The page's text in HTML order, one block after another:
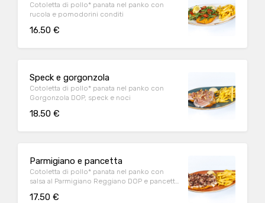
Cotoletta di pollo* panata nel panko con
rucola e pomodorini conditi
16.50 €
Speck e gorgonzola
Cotoletta di pollo* panata nel panko con
Gorgonzola DOP, speck e noci
18.50 €
Parmigiano e pancetta
Cotoletta di pollo* panata nel panko con
salsa al Parmigiano Reggiano DOP e pancetta
17.50 €